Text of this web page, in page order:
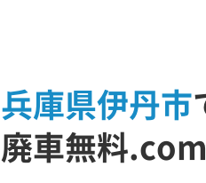
兵庫県伊丹市
廃車無料